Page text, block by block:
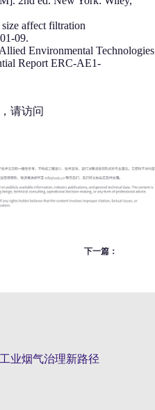
affect filtration
09.
Environmental Technologies
Report ERC-AE1-
请访问
下一篇：
业烟气治理新路径